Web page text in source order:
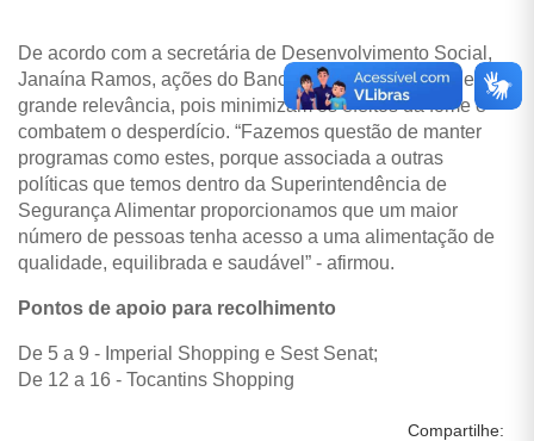
De acordo com a secretária de Desenvolvimento Social,
Janaína Ramos, ações do Banco de Alimentos são de
grande relevância, pois minimizam os efeitos da fome e
combatem o desperdício. “Fazemos questão de manter
programas como estes, porque associada a outras
políticas que temos dentro da Superintendência de
Segurança Alimentar proporcionamos que um maior
número de pessoas tenha acesso a uma alimentação de
qualidade, equilibrada e saudável” - afirmou.
Pontos de apoio para recolhimento
De 5 a 9 - Imperial Shopping e Sest Senat;
De 12 a 16 - Tocantins Shopping
Compartilhe: